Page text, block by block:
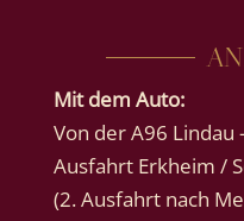
Mit dem Auto:
Von der A96
Ausfahrt Erkheim /
(2. Ausfahrt nach